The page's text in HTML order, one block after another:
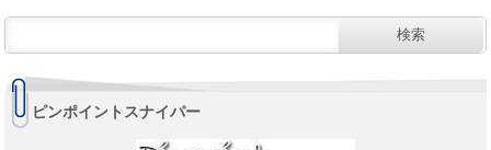
ピンポイントスナイパー